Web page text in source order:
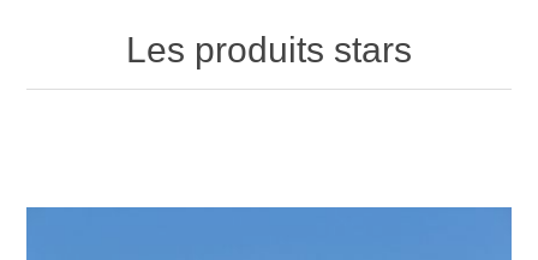
Les produits stars